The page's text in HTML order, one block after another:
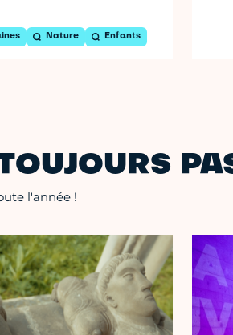
Nature Enfants
l'année !